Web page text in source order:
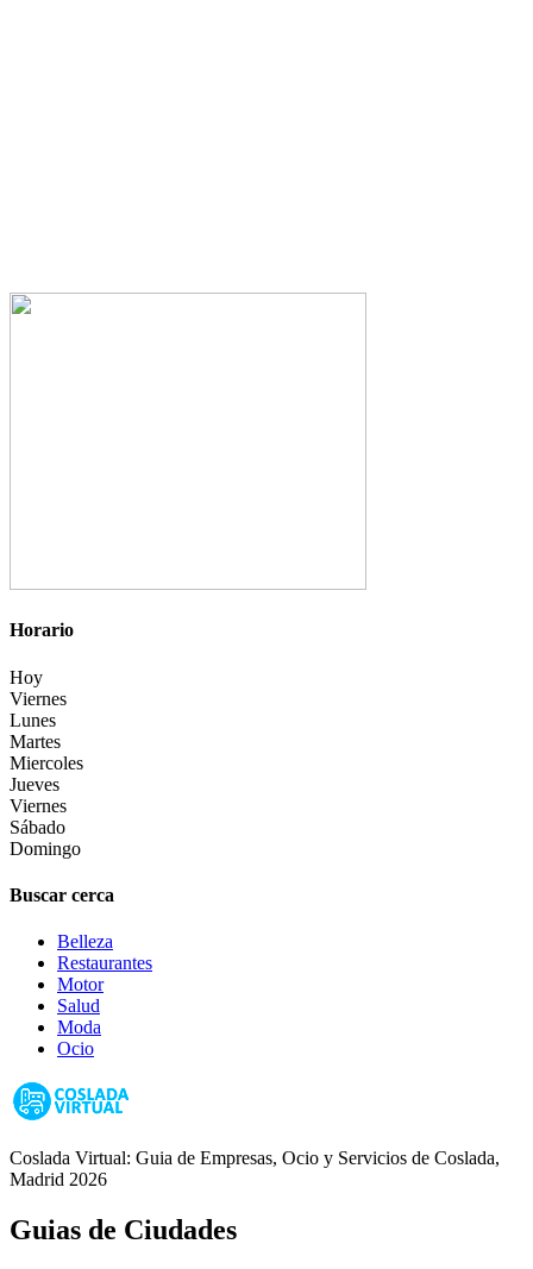
Horario
Hoy
Viernes
Lunes
Martes
Miercoles
Jueves
Viernes
Sábado
Domingo
Buscar cerca
Belleza
Restaurantes
Motor
Salud
Moda
Ocio
Coslada Virtual: Guia de Empresas, Ocio y Servicios de Coslada,
Madrid 2026
Guias de Ciudades